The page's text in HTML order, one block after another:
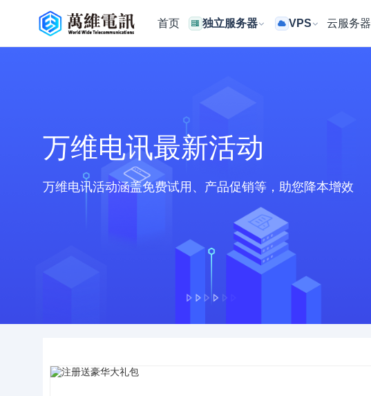
首页 独立服务器 VPS 云服务器
万维电讯最新活动
万维电讯活动涵盖免费试用、产品促销等，助您降本增效